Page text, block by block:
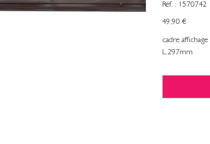
Réf. :
SKU
1570742
1570742
Precio
49,90 €
cadre
L.297mm